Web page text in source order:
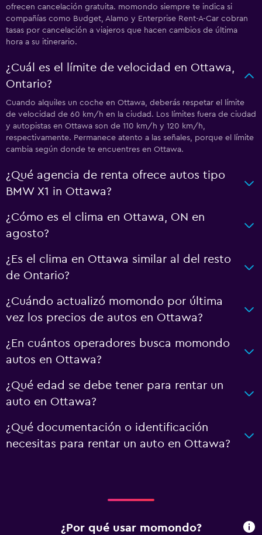
ofrecen cancelación gratuita. momondo siempre te indica si
compañías como Budget, Alamo y Enterprise Rent-A-Car cobran
tasas por cancelación a viajeros que hacen cambios de última
hora a su itinerario.
¿Cuál es el límite de velocidad en Ottawa,
Ontario?
Cuando alquiles un coche en Ottawa, deberás respetar el límite
de velocidad de 60 km/h en la ciudad. Los límites fuera de ciudad
y autopistas en Ottawa son de 110 km/h y 120 km/h,
respectivamente. Permanece atento a las señales, porque el límite
cambia según donde te encuentres en Ottawa.
¿Qué agencia de renta ofrece autos tipo
BMW X1 in Ottawa?
¿Cómo es el clima en Ottawa, ON en
agosto?
¿Es el clima en Ottawa similar al del resto
de Ontario?
¿Cuándo actualizó momondo por última
vez los precios de autos en Ottawa?
¿En cuántos operadores busca momondo
autos en Ottawa?
¿Qué edad se debe tener para rentar un
auto en Ottawa?
¿Qué documentación o identificación
necesitas para rentar un auto en Ottawa?
¿Por qué usar momondo?